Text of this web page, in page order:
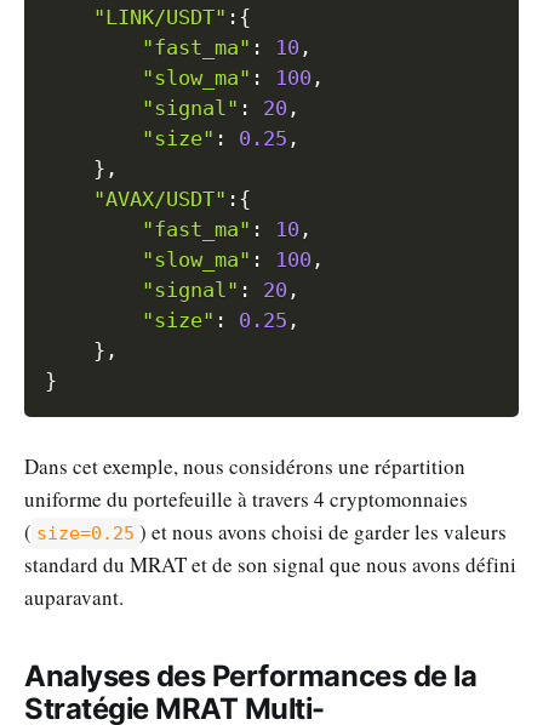
"LINK/USDT" : {
"fast_ma" : 10 ,
"slow_ma" : 100 ,
"signal" : 20 ,
"size" : 0.25 ,
} ,
"AVAX/USDT" : {
"fast_ma" : 10 ,
"slow_ma" : 100 ,
"signal" : 20 ,
"size" : 0.25 ,
} ,
}
Dans cet exemple, nous considérons une répartition
uniforme du portefeuille à travers 4 cryptomonnaies
( size=0.25 ) et nous avons choisi de garder les valeurs
standard du MRAT et de son signal que nous avons défini
auparavant.
Analyses des Performances de la
Stratégie MRAT Multi-